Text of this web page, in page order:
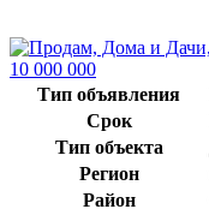
Тип объявления
Срок
Тип объекта
Регион
Район